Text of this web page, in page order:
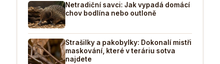
Netradiční savci: Jak vypadá domácí
chov bodlína nebo outloně
Strašilky a pakobylky: Dokonalí mistři
maskování, které v teráriu sotva
najdete